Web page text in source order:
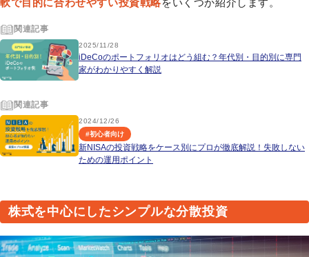
関連記事
2025/11/28
iDeCoのポートフォリオはどう組む？年代別・目的別に専門
家がわかりやすく解説
関連記事
2024/12/26
#初心者向け
新NISAの投資戦略をケース別にプロが徹底解説！失敗しない
ための運用ポイント
株式を中心にしたシンプルな分散投資